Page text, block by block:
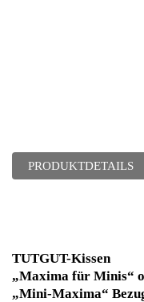
PRODUKTDETAILS
TUTGUT-Kissen
„Maxima für Minis“
„Mini-Maxima“